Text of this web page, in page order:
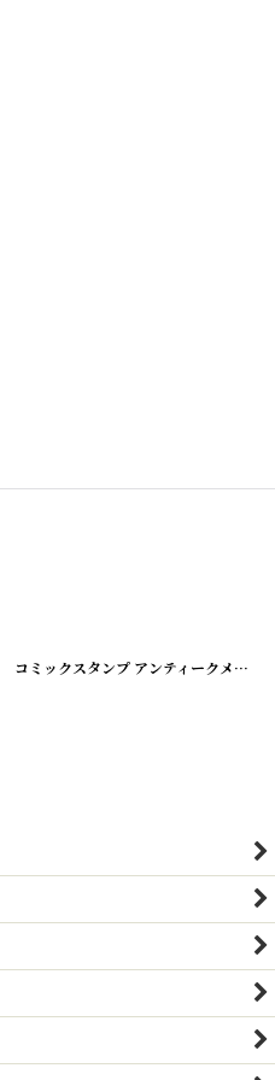
[20240603-03] コミックスタンプ アンティークメタルスタンプ